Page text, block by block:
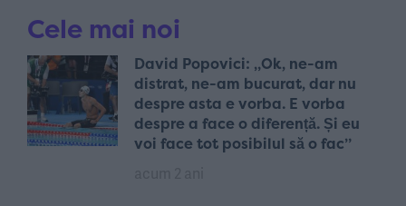
Cele mai noi
David Popovici: „Ok, ne-am
distrat, ne-am bucurat, dar nu
despre asta e vorba. E vorba
despre a face o diferență. Și eu
voi face tot posibilul să o fac”